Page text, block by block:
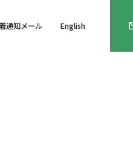
通知メール English